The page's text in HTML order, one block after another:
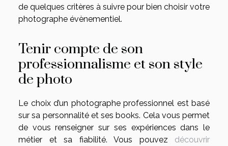
de quelques critères à suivre pour bien choisir votre
photographe évènementiel.
Tenir compte de son
professionnalisme et son style
de photo
Le choix d’un photographe professionnel est basé
sur sa personnalité et ses books. Cela vous permet
de vous renseigner sur ses expériences dans le
métier et sa fiabilité. Vous pouvez découvrir